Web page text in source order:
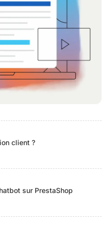
client ?
sur PrestaShop